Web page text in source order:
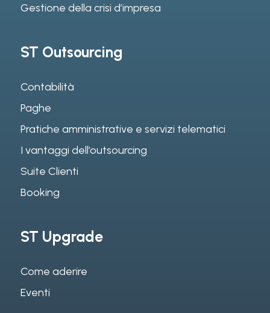
Gestione della crisi d’impresa
ST Outsourcing
Contabilità
Paghe
Pratiche amministrative e servizi telematici
I vantaggi dell’outsourcing
Suite Clienti
Booking
ST Upgrade
Come aderire
Eventi